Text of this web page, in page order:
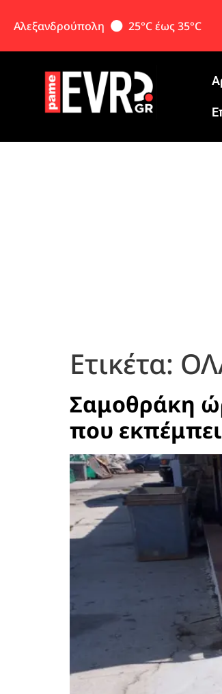
Αλεξανδρούπολη 25°C έως 35°C
Ετικέτα:
Σαμοθράκη
που εκπέμπει